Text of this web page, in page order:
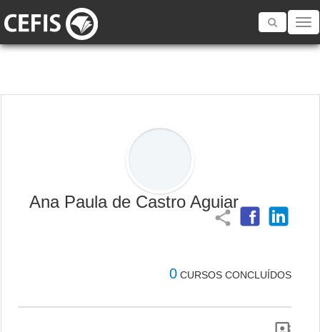
Toggle
Ana Paula de Castro Aguiar
share
0 CURSOS CONCLUÍDOS